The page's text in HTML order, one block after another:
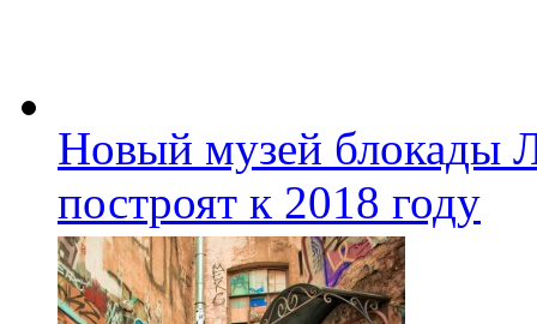
Новый музей блокады
построят к 2018 году